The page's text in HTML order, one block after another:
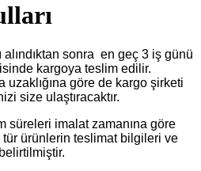
sonra en geç 3 iş günü
kargoya teslim edilir.
göre de kargo şirketi
size ulaştıracaktır.
süreleri imalat zamanına göre
tür ürünlerin teslimat bilgileri ve